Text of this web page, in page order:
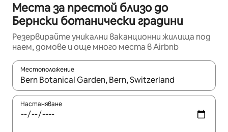
Места за престой близо до
Бернски ботанически градини
Резервирайте уникални ваканционни жилища под
наем, домове и още много места в Airbnb
Местоположение
Когато резултатите се покажат, използвайте
Настаняване